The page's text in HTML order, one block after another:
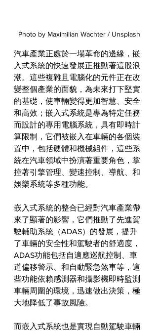
Photo by Maximilian Wachter / Unsplash
汽車產業正處於一場革命的邊緣，嵌
入式系統的快速發展正推動著這股浪
潮。這些複雜且電腦化的元件正在改
變整個產業的面貌，為未來打下堅實
的基礎，使車輛變得更加智慧、安全
和高效；嵌入式系統是專為特定任務
而設計的專用電腦系統，具有即時計
算限制，它們被嵌入在車輛的各個裝
置中，包括硬體和機械組件，這些系
統在汽車領域中扮演著重要角色，掌
控著引擎管理、變速控制、導航、和
娛樂系統等多種功能。
嵌入式系統的整合已經對汽車產業帶
來了顯著的影響，它們推動了先進駕
駛輔助系統（ADAS）的發展，提升
了車輛的安全性和駕駛者的舒適度，
ADAS功能包括自適應巡航控制、車
道偏移警示、和自動緊急煞車等，這
些功能依賴感測器和攝影機即時監測
車輛周圍的環境，迅速做出決策，極
大地降低了事故風險。
而嵌入式系統也是實現自動駕駛車輛